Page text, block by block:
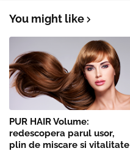
You might like
PUR HAIR Volume:
redescopera parul usor,
plin de miscare si vitalitate